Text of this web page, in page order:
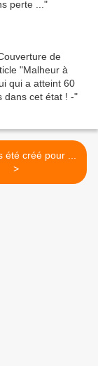
été créé pour ...
>